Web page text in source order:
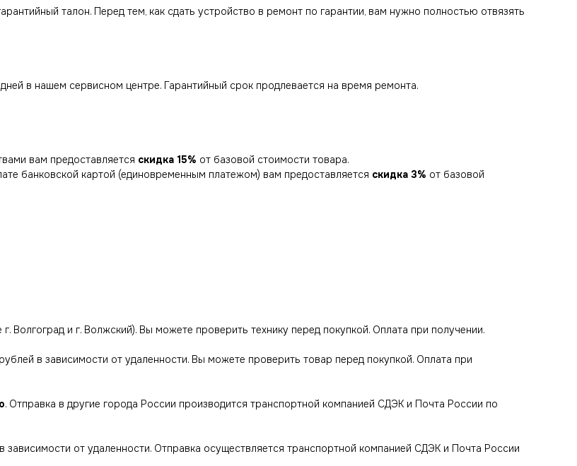
талон. Перед тем, как сдать устройство в ремонт по гарантии, вам нужно полностью отвязять
в нашем сервисном центре. Гарантийный срок продлевается на время ремонта.
вам предоставляется скидка 15% от базовой стоимости товара.
банковской картой (единовременным платежом) вам предоставляется скидка 3% от базовой
г. Волгоград и г. Волжский). Вы можете проверить технику перед покупкой. Оплата при получении.
в зависимости от удаленности. Вы можете проверить товар перед покупкой. Оплата при
. Отправка в другие города России производится транспортной компанией СДЭК и Почта России по
от удаленности. Отправка осуществляется транспортной компанией СДЭК и Почта России